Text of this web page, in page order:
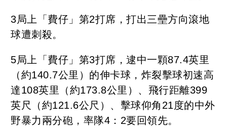
3局上「費仔」第2打席，打出三壘方向滾地
球遭刺殺。
5局上「費仔」第3打席，逮中一顆87.4英里
（約140.7公里）的伸卡球，炸裂擊球初速高
達108英里（約173.8公里）、飛行距離399
英尺（約121.6公尺）、擊球仰角21度的中外
野暴力兩分砲，率隊4：2要回領先。